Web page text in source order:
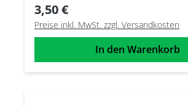
3,50 €
Preise inkl. MwSt. zzgl. Versandkosten
In den Warenkorb